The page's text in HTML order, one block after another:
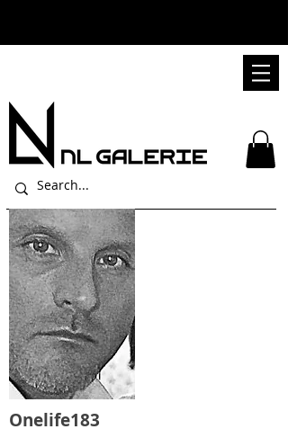
Onelife183